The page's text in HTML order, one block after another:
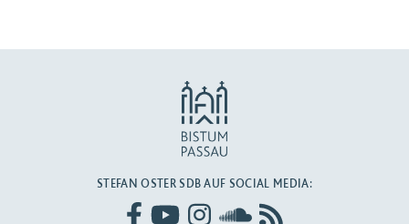
STEFAN OSTER SDB AUF SOCIAL MEDIA: